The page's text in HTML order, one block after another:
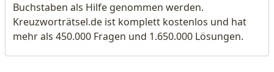
Buchstaben als Hilfe genommen werden.
Kreuzworträtsel.de ist komplett kostenlos und hat
mehr als 450.000 Fragen und 1.650.000 Lösungen.